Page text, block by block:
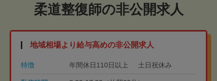
柔道整復師の非公開求人
地域相場より給与高めの非公開求人
特徴 年間休日110日以上 土日祝休み